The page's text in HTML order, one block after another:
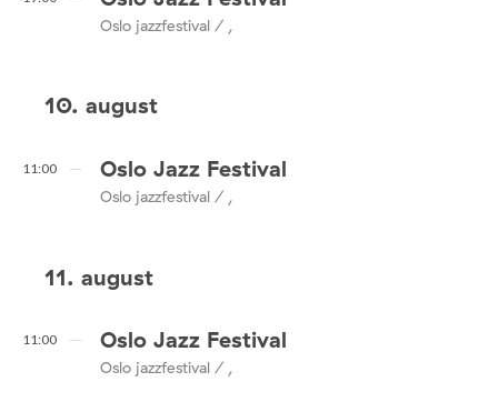
Oslo jazzfestival / ,
10. august
11:00 Oslo Jazz Festival
Oslo jazzfestival / ,
11. august
11:00 Oslo Jazz Festival
Oslo jazzfestival / ,